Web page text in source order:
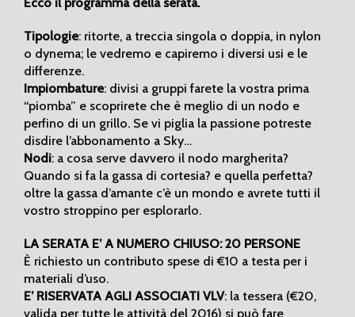
Ecco il programma della serata.
Tipologie: ritorte, a treccia singola o doppia, in nylon
o dynema; le vedremo e capiremo i diversi usi e le
differenze.
Impiombature: divisi a gruppi farete la vostra prima
“piomba” e scoprirete che è meglio di un nodo e
perfino di un grillo. Se vi piglia la passione potreste
disdire l’abbonamento a Sky…
Nodi: a cosa serve davvero il nodo margherita?
Quando si fa la gassa di cortesia? e quella perfetta?
oltre la gassa d’amante c’è un mondo e avrete tutti il
vostro stroppino per esplorarlo.
LA SERATA E’ A NUMERO CHIUSO: 20 PERSONE
È richiesto un contributo spese di €10 a testa per i
materiali d’uso.
E’ RISERVATA AGLI ASSOCIATI VLV: la tessera (€20,
valida per tutte le attività del 2016) si può fare